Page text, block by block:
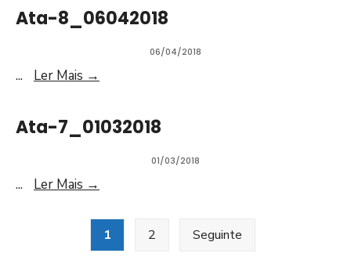
Ata-8_06042018
06/04/2018
... Ler Mais →
Ata-7_01032018
01/03/2018
... Ler Mais →
1 2 Seguinte